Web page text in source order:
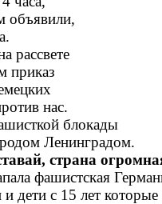
объявили,
рассвете
приказ
нас.
блокады
Ленинградом.
страна
фашистская
дети с 15 лет